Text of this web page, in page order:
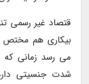
قتصاد غیر رسمی
بیکاری هم مختص
می رسد زمانی که
شدت جنسیتی